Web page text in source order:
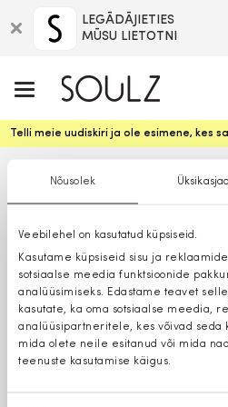
Nõusolek Üksikasjad
Veebilehel on kasutatud küpsiseid.
Kasutame küpsiseid sisu ja
sotsiaalse meedia funktsioonide
analüüsimiseks. Edastame teavet
kasutate, ka oma sotsiaalse meedia,
analüüsipartneritele, kes võivad seda
mida olete neile esitanud või mida
teenuste kasutamise käigus.
LEGĀDĀJIETIES
MŪSU LIETOTNI
Telli meie uudiskiri ja ole esimene, kes